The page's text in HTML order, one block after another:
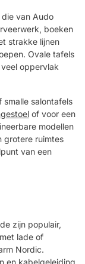
van Audo
boeken
strakke lijnen
Ovale tafels
oppervlak
smalle salontafels
of voor een
modellen
grotere ruimtes
van een
zijn populair,
lade of
Nordic.
en kabelgeleiding